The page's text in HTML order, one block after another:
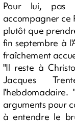
Pour lui, pas
accompagner ce
plutôt que
fin septembre à
fraîchement
"Il reste à
Jacques
arguments pour
à entendre le